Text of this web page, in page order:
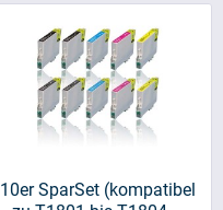
10er SparSet (kompatibel